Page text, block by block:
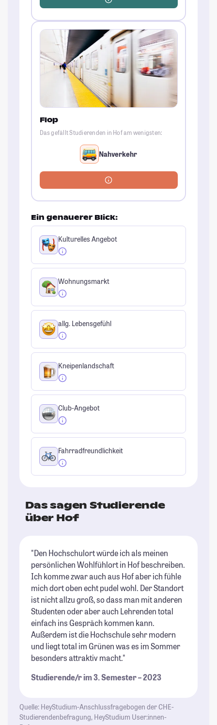
Flop
Das gefällt Studierenden in Hof am wenigsten:
Nahverkehr
Ein genauerer Blick:
Kulturelles Angebot
Wohnungsmarkt
allg. Lebensgefühl
Kneipenlandschaft
Club-Angebot
Fahrradfreundlichkeit
Das sagen Studierende
über Hof
"Den Hochschulort würde ich als meinen
persönlichen Wohlfühlort in Hof beschreiben.
Ich komme zwar auch aus Hof aber ich fühle
mich dort oben echt pudel wohl. Der Standort
ist nicht allzu groß, so dass man mit anderen
Studenten oder aber auch Lehrenden total
einfach ins Gespräch kommen kann.
Außerdem ist die Hochschule sehr modern
und liegt total im Grünen was es im Sommer
besonders attraktiv macht."
Studierende/r im 3. Semester – 2023
Quelle: HeyStudium-Anschlussfragebogen der CHE-
Studierendenbefragung, HeyStudium User:innen-